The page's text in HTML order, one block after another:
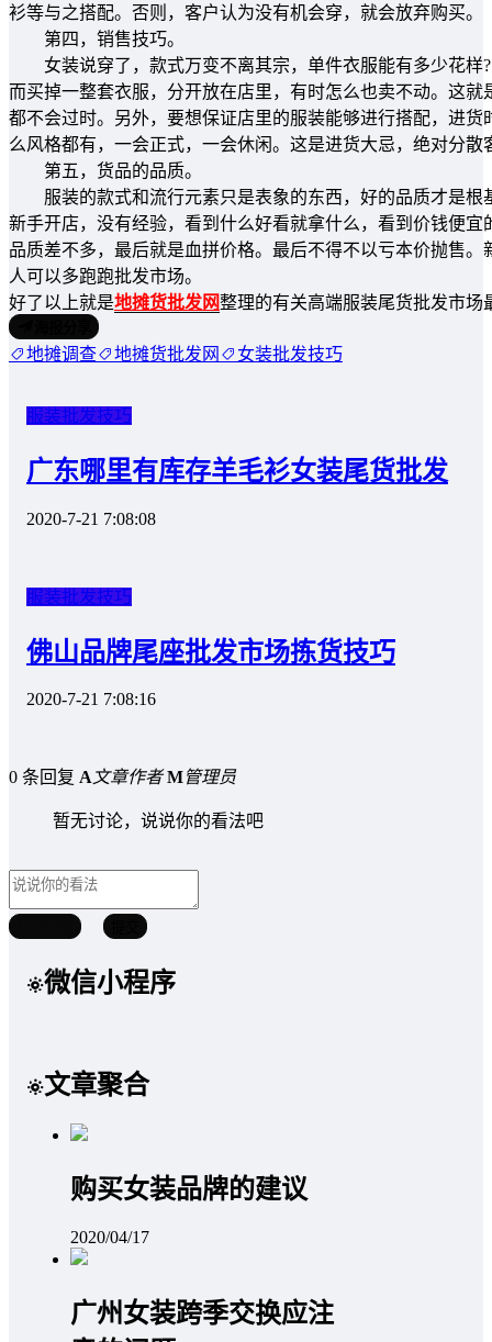
衫等与之搭配。否则，客户认为没有机会穿，就会放弃购买。
第四，销售技巧。
女装说穿了，款式万变不离其宗，单件衣服能有多少花样?
而买掉一整套衣服，分开放在店里，有时怎么也卖不动。这
都不会过时。另外，要想保证店里的服装能够进行搭配，进
么风格都有，一会正式，一会休闲。这是进货大忌，绝对分散
第五，货品的品质。
服装的款式和流行元素只是表象的东西，好的品质才是根
新手开店，没有经验，看到什么好看就拿什么，看到价钱便
品质差不多，最后就是血拼价格。最后不得不以亏本价抛售
人可以多跑跑批发市场。
好了以上就是地摊货批发网整理的有关高端服装尾货批发市
地摊调查 地摊货批发网 女装批发技巧
服装批发技巧
广东哪里有库存羊毛衫女装尾货批发
2020-7-21 7:08:08
服装批发技巧
佛山品牌尾座批发市场拣货技巧
2020-7-21 7:08:16
0 条回复 A文章作者 M管理员
暂无讨论，说说你的看法吧
微信小程序
文章聚合
购买女装品牌的建议
2020/04/17
广州女装跨季交换应注